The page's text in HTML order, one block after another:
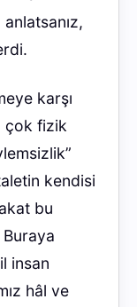
anlatsanız,
karşı
çok fizik
kendisi
bu
Buraya
insan
hâl ve